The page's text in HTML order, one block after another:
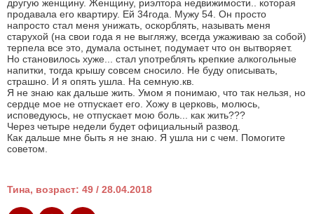
другую женщину. Женщину, риэлтора недвижимости.. которая
продавала его квартиру. Ей 34года. Мужу 54. Он просто
напросто стал меня унижать, оскорблять, называть меня
старухой (на свои года я не выгляжу, всегда ужаживаю за собой)
терпела все это, думала остынет, подумает что он вытворяет.
Но становилось хуже... стал употреблять крепкие алкогольные
напитки, тогда крышу совсем сносило. Не буду описывать,
страшно. И я опять ушла. На семную.кв.
Я не знаю как дальше жить. Умом я понимаю, что так нельзя, но
сердце мое не отпускает его. Хожу в церковь, молюсь,
исповедуюсь, не отпускает мою боль... как жить???
Через четыре недели будет официальный развод.
Как дальше мне быть я не знаю. Я ушла ни с чем. Помогите
советом.
Тина, возраст: 49 / 28.04.2018